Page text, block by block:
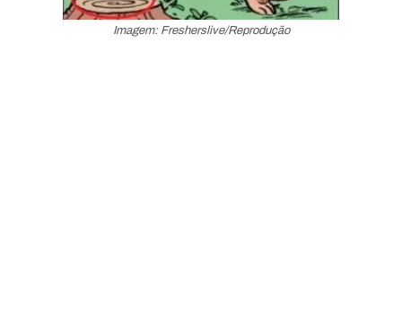
Imagem: Fresherslive/Reprodução